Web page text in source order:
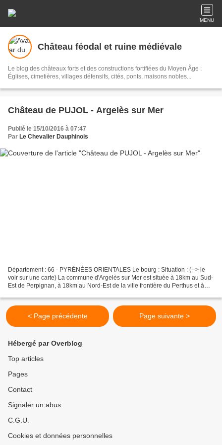
MENU
Château féodal et ruine médiévale
Le blog des châteaux forts et des constructions fortifiées du Moyen Âge :
Églises, cimetières, villages défensifs, cités, ponts, maisons nobles...
Château de PUJOL - Argelès sur Mer
Publié le 15/10/2016 à 07:47
Par Le Chevalier Dauphinois
Département : 66 - PYRÉNÉES ORIENTALES Le bourg : Situation : (--> le
voir sur une carte) La commune d'Argelès sur Mer est située à 18km au Sud-
Est de Perpignan, à 18km au Nord-Est de la ville frontière du Perthus et à
< Page précédente Page suivante >
Hébergé par Overblog
Top articles
Pages
Contact
Signaler un abus
C.G.U.
Cookies et données personnelles